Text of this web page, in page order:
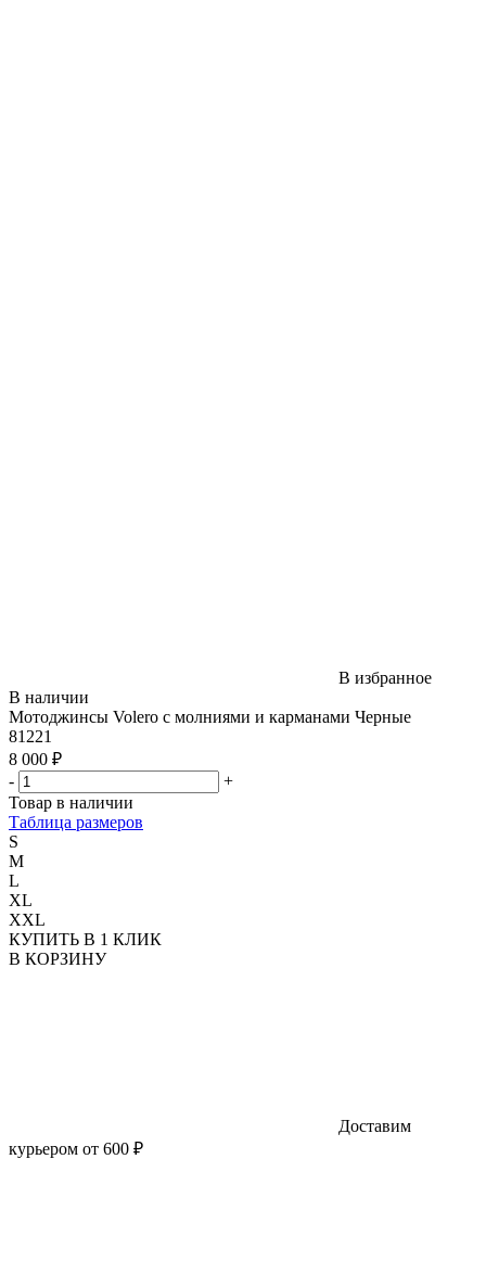
В избранное
В наличии
Мотоджинсы Volero с молниями и карманами Черные
81221
8 000 ₽
-
+
Товар в наличии
Таблица размеров
S
M
L
XL
XXL
КУПИТЬ В 1 КЛИК
В КОРЗИНУ
Доставим
курьером от 600 ₽